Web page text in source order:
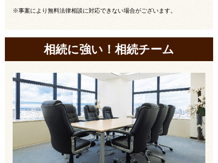
※事案により無料法律相談に対応できない場合がございます。
相続に強い！相続チーム